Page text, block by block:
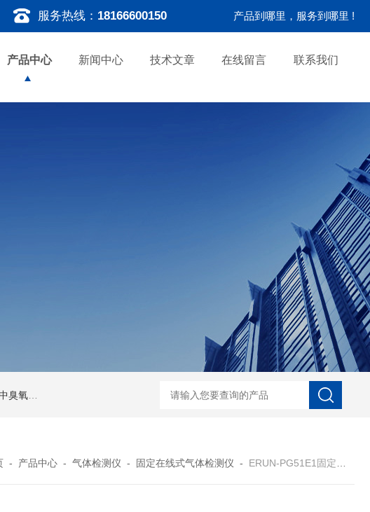
服务热线： 18166600150 产品到哪里，服务到哪里 !
产品中心 新闻中心 技术文章 在线留言 联系我们
检测仪 ERUN-ST7-B8台式酚酞碱度测定仪 ERUN-SZ-CL620水质氯离子在线
- 产品中心 -气体检测仪 - 固定在线式气体检测仪 - ERUN-PG51E1固定式环氧乙烷检测仪ERUN-PG51E1